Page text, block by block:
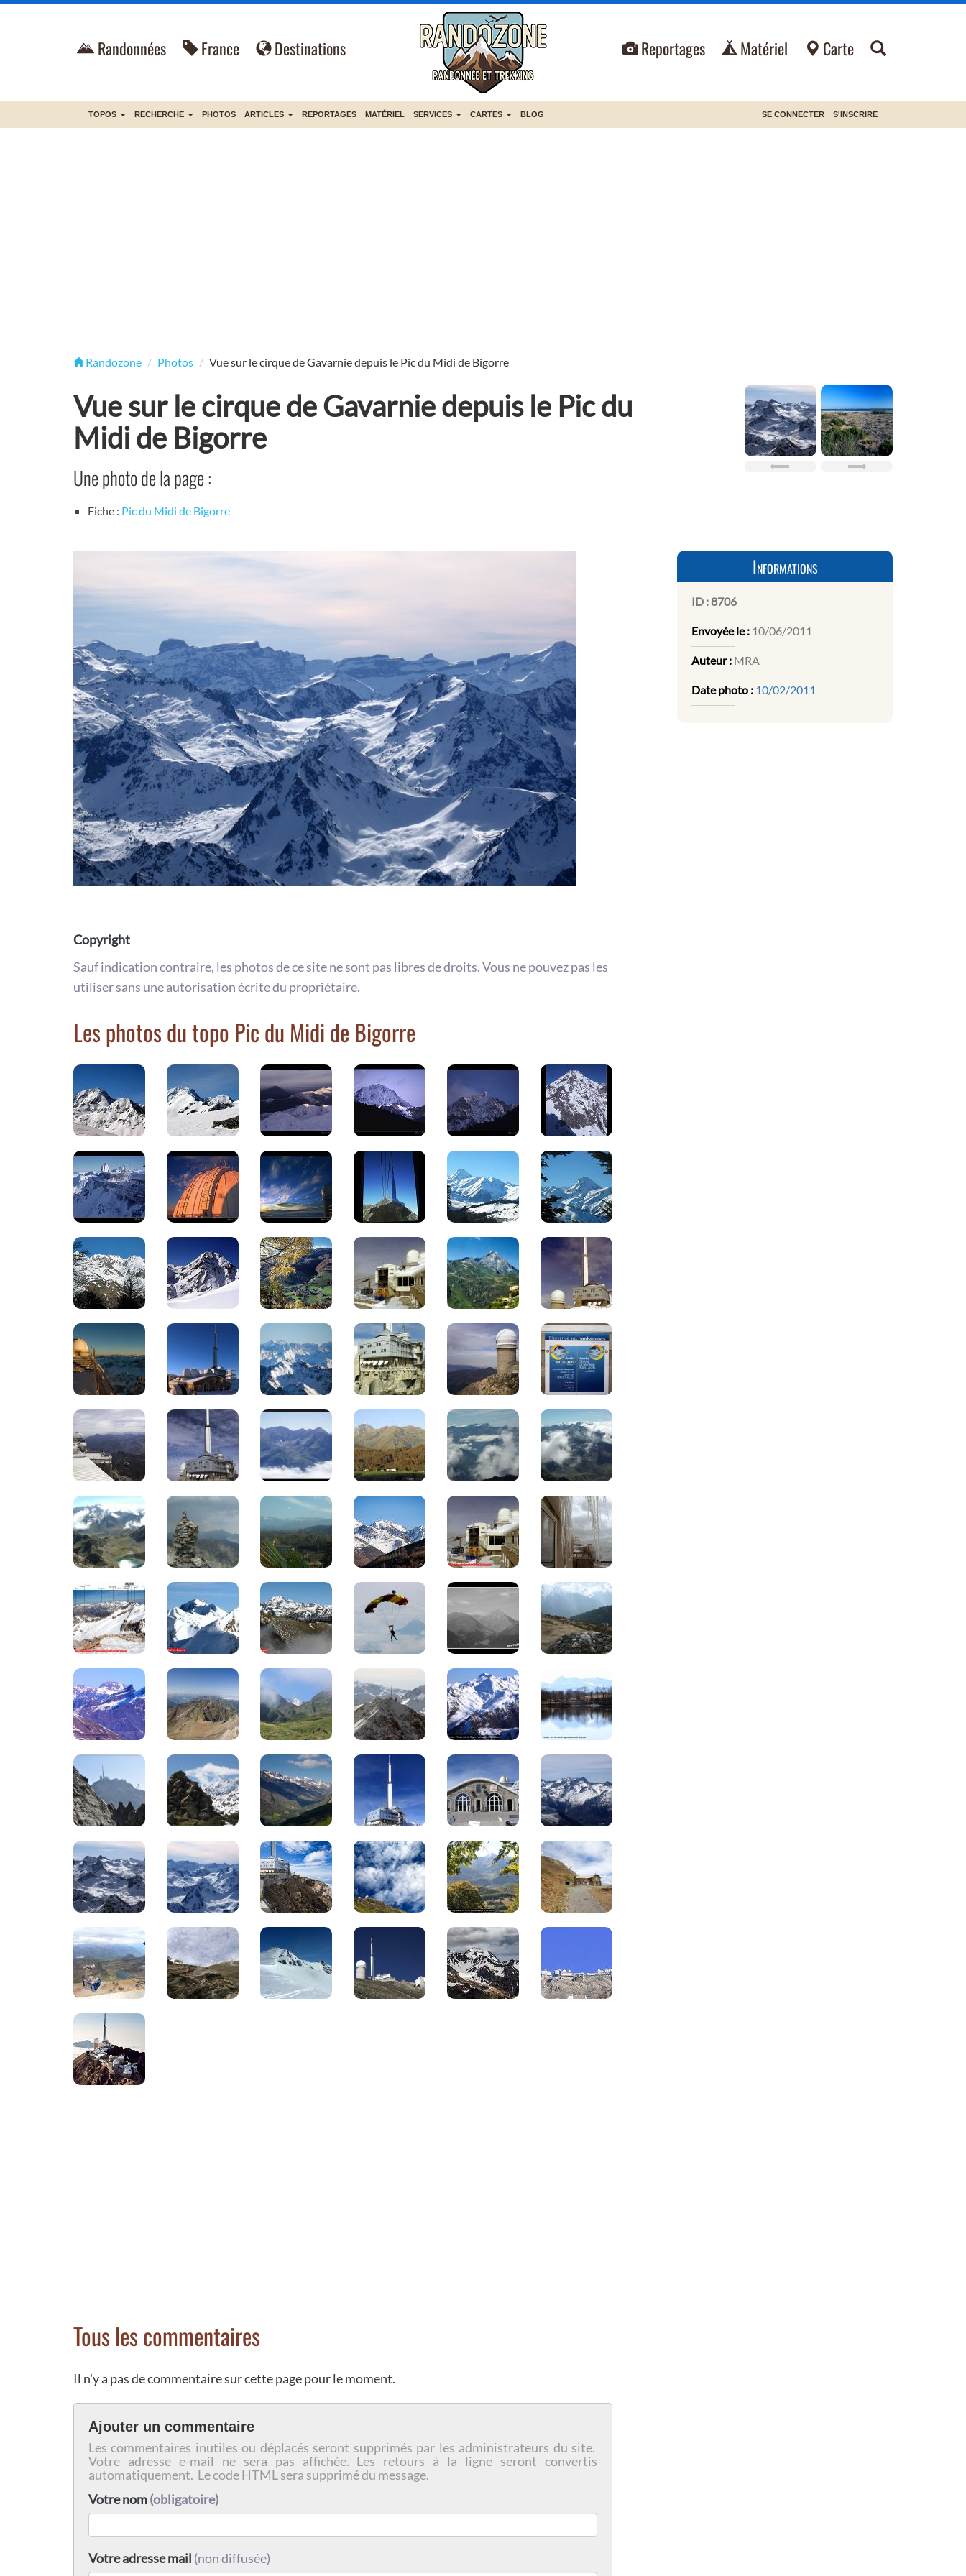
Randonnées France Destinations Reportages Matériel Carte
TOPOS RECHERCHE PHOTOS ARTICLES REPORTAGES MATÉRIEL SERVICES CARTES BLOG SE CONNECTER S'INSCRIRE
Randozone Photos Vue sur le cirque de Gavarnie depuis le Pic du Midi de Bigorre
Vue sur le cirque de Gavarnie depuis le Pic du
Midi de Bigorre
Une photo de la page :
Fiche : Pic du Midi de Bigorre
Copyright
Sauf indication contraire, les photos de ce site ne sont pas libres de droits. Vous ne pouvez pas les
utiliser sans une autorisation écrite du propriétaire.
Les photos du topo Pic du Midi de Bigorre
Tous les commentaires
Il n'y a pas de commentaire sur cette page pour le moment.
Ajouter un commentaire
Les commentaires inutiles ou déplacés seront supprimés par les administrateurs du site.
Votre adresse e-mail ne sera pas affichée. Les retours à la ligne seront convertis
automatiquement. Le code HTML sera supprimé du message.
Votre nom(obligatoire)
Votre adresse mail (non diffusée)
Informations
ID :8706
Envoyée le : 10/06/2011
Auteur : MRA
Date photo : 10/02/2011